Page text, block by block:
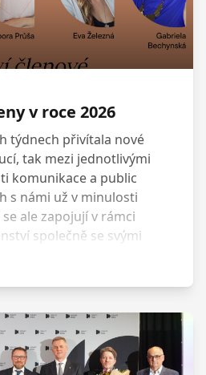
v roce 2026
týdnech přivítala nové
tak mezi jednotlivými
komunikace a public
s námi už v minulosti
ale zapojují v rámci
společně se svými
vrací právě s novou
možnosti pro
zkušeností.
kterou nám tímto krokem